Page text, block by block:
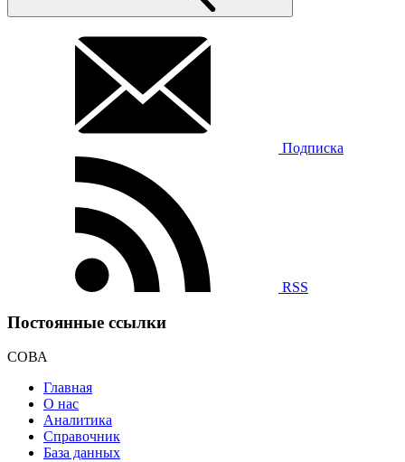
Подписка
RSS
Постоянные ссылки
СОВА
Главная
О нас
Аналитика
Справочник
База данных